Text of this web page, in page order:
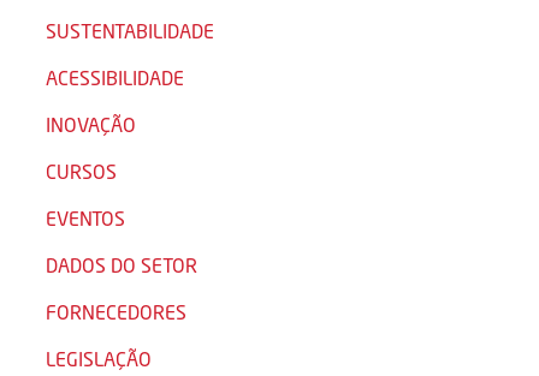
SUSTENTABILIDADE
ACESSIBILIDADE
INOVAÇÃO
CURSOS
EVENTOS
DADOS DO SETOR
FORNECEDORES
LEGISLAÇÃO